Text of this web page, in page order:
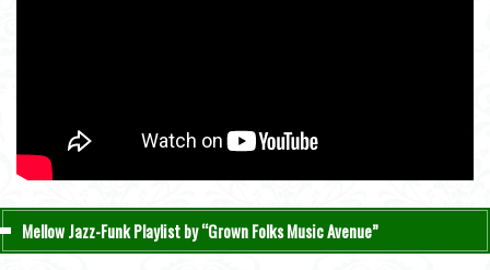
Mellow Jazz-Funk Playlist by “Grown Folks Music Avenue”